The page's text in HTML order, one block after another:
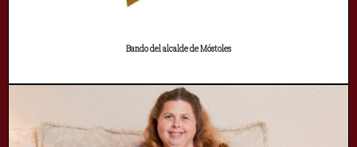
Bando del alcalde de Móstoles